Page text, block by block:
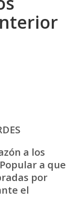
a los
a que
por
el